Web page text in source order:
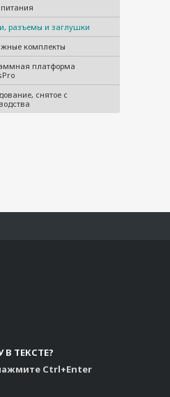
разъемы и заглушки
комплекты
платформа
снятое с
ТЕКСТЕ?
Ctrl+Enter